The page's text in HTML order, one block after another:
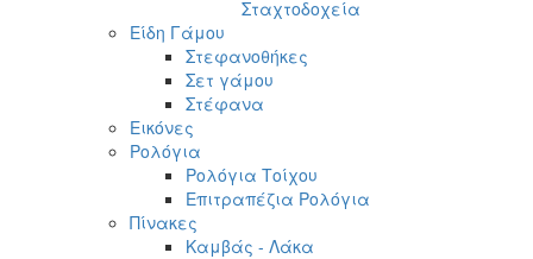
Σταχτοδοχεία
Είδη Γάμου
Στεφανοθήκες
Σετ γάμου
Στέφανα
Εικόνες
Ρολόγια
Ρολόγια Τοίχου
Επιτραπέζια Ρολόγια
Πίνακες
Καμβάς - Λάκα